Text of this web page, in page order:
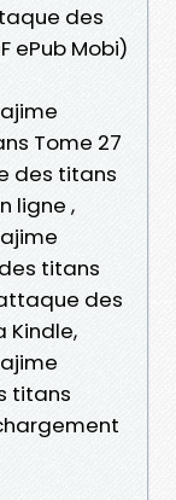
des
ePub Mobi)
Tome 27
des titans
ligne ,
titans
des
Kindle,
titans